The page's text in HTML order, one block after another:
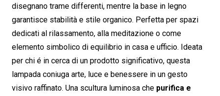
disegnano trame differenti, mentre la base in legno
garantisce stabilità e stile organico. Perfetta per spazi
dedicati al rilassamento, alla meditazione o come
elemento simbolico di equilibrio in casa e ufficio. Ideata
per chi é in cerca di un prodotto significativo, questa
lampada coniuga arte, luce e benessere in un gesto
visivo raffinato. Una scultura luminosa che purifica e